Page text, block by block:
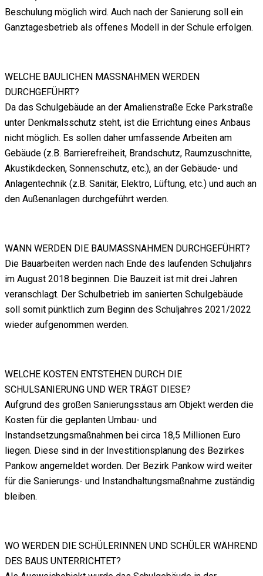
Beschulung möglich wird. Auch nach der Sanierung soll ein
Ganztagesbetrieb als offenes Modell in der Schule erfolgen.
WELCHE BAULICHEN MASSNAHMEN WERDEN
DURCHGEFÜHRT?
Da das Schulgebäude an der Amalienstraße Ecke Parkstraße
unter Denkmalsschutz steht, ist die Errichtung eines Anbaus
nicht möglich. Es sollen daher umfassende Arbeiten am
Gebäude (z.B. Barrierefreiheit, Brandschutz, Raumzuschnitte,
Akustikdecken, Sonnenschutz, etc.), an der Gebäude- und
Anlagentechnik (z.B. Sanitär, Elektro, Lüftung, etc.) und auch an
den Außenanlagen durchgeführt werden.
WANN WERDEN DIE BAUMASSNAHMEN DURCHGEFÜHRT?
Die Bauarbeiten werden nach Ende des laufenden Schuljahrs
im August 2018 beginnen. Die Bauzeit ist mit drei Jahren
veranschlagt. Der Schulbetrieb im sanierten Schulgebäude
soll somit pünktlich zum Beginn des Schuljahres 2021/2022
wieder aufgenommen werden.
WELCHE KOSTEN ENTSTEHEN DURCH DIE
SCHULSANIERUNG UND WER TRÄGT DIESE?
Aufgrund des großen Sanierungsstaus am Objekt werden die
Kosten für die geplanten Umbau- und
Instandsetzungsmaßnahmen bei circa 18,5 Millionen Euro
liegen. Diese sind in der Investitionsplanung des Bezirkes
Pankow angemeldet worden. Der Bezirk Pankow wird weiter
für die Sanierungs- und Instandhaltungsmaßnahme zuständig
bleiben.
WO WERDEN DIE SCHÜLERINNEN UND SCHÜLER WÄHREND
DES BAUS UNTERRICHTET?